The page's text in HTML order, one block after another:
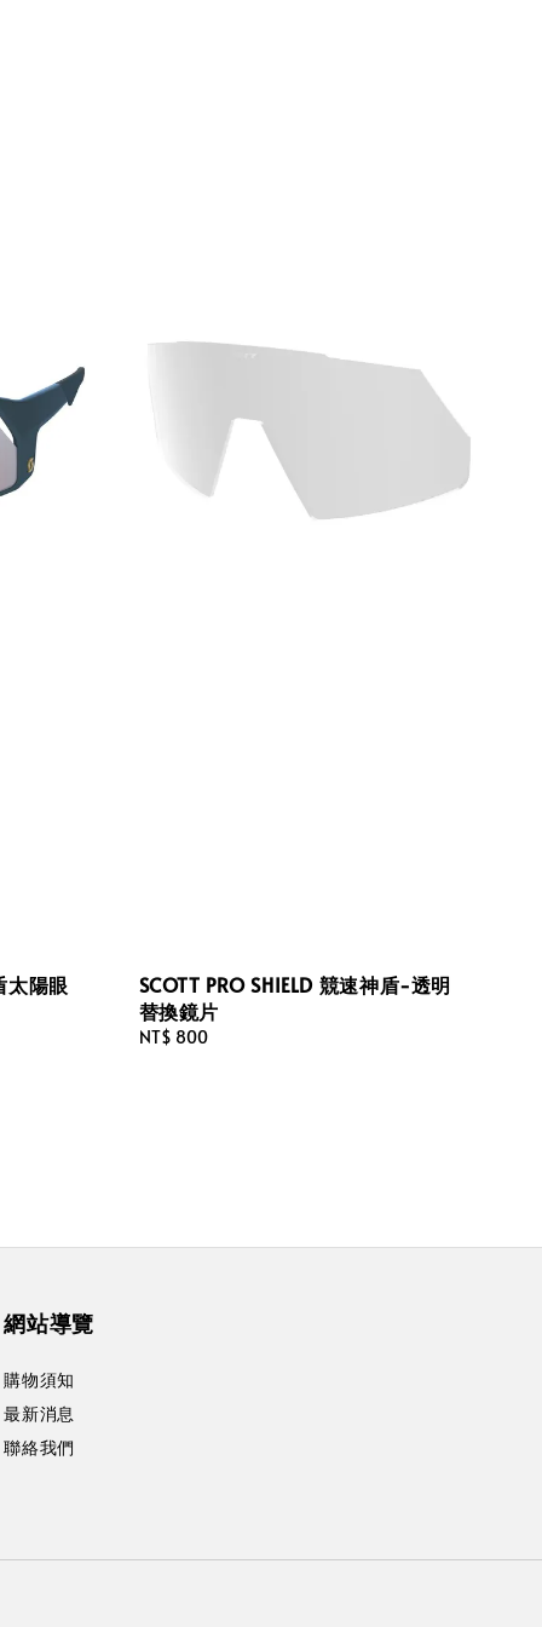
太陽眼
SCOTT PRO SHIELD 競速神盾-透明
替換鏡片
Regular
NT$ 800
網站導覽
購物須知
最新消息
聯絡我們